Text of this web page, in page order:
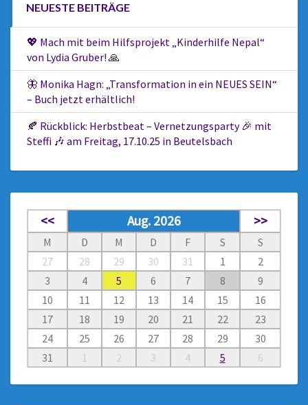
NEUESTE BEITRÄGE
💖 Mach mit beim Hilfsprojekt „Kinderhilfe Nepal“
von Lydia Gruber! 🙏
🦋 Monika Hagn: „Transformation in ein NEUES SEIN“
– Buch jetzt erhältlich!
🍂 Rückblick: Herbstbeat – Vernetzungsparty 🎉 mit
Steffi 🎶 am Freitag, 17.10.25 in Beutelsbach
<< Aug. 2026 >>
M D M D F S
S
27
28 29 30 31 1
2
3
4 5 6 7 8
9
10
11 12 13 14 15
16
17
18 19 20 21 22
23
24
25 26 27 28 29
30
31
1 2 3 4 5 6